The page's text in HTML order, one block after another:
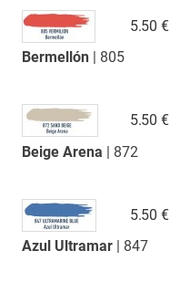
Bermellón| 805
5.50 €
Beige Arena | 872
5.50 €
Azul Ultramar| 847
5.50 €